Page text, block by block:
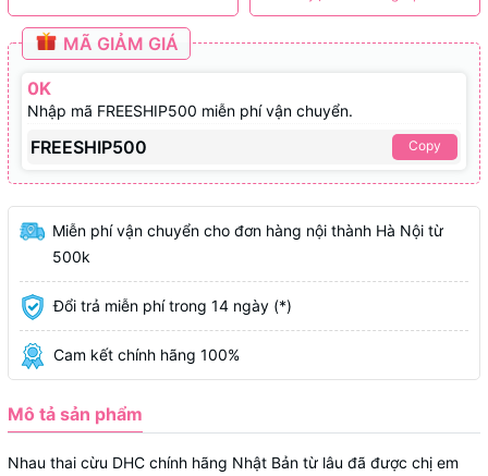
MÃ GIẢM GIÁ
0K
Nhập mã FREESHIP500 miễn phí vận chuyển.
FREESHIP500 Copy
Miễn phí vận chuyển cho đơn hàng nội thành Hà Nội từ
500k
Đổi trả miễn phí trong 14 ngày (*)
Cam kết chính hãng 100%
Mô tả sản phẩm
Nhau thai cừu DHC chính hãng Nhật Bản từ lâu đã được chị em